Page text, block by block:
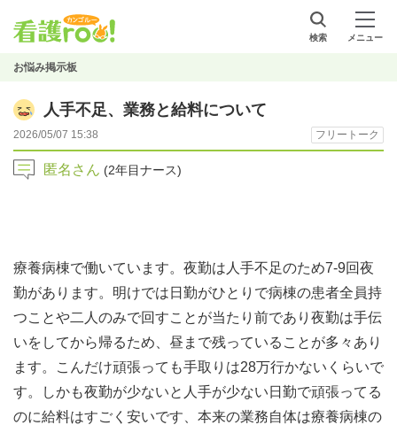
検索 メニュー
お悩み掲示板
人手不足、業務と給料について
2026/05/07 15:38 フリートーク
匿名さん (2年目ナース)
療養病棟で働いています。夜勤は人手不足のため7-9回夜
勤があります。明けでは日勤がひとりで病棟の患者全員持
つことや二人のみで回すことが当たり前であり夜勤は手伝
いをしてから帰るため、昼まで残っていることが多々あり
ます。こんだけ頑張っても手取りは28万行かないくらいで
す。しかも夜勤が少ないと人手が少ない日勤で頑張ってる
のに給料はすごく安いです、本来の業務自体は療養病棟の